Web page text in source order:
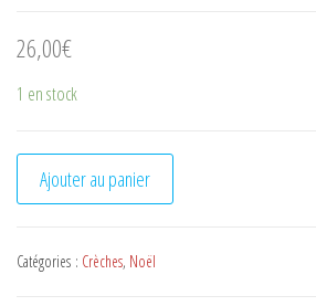
26,00€
1 en stock
quantité de Crèche de Noël Puzzle
Ajouter au panier
Catégories : Crèches, Noël